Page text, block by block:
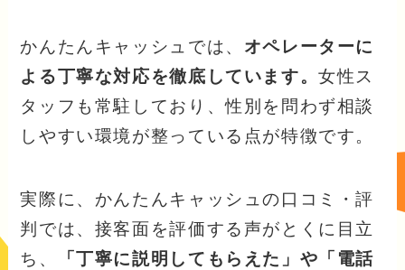
かんたんキャッシュでは、 オペレーターに
よる丁寧な対応を徹底しています。女性ス
タッフも常駐しており、性別を問わず相談
しやすい環境が整っている点が特徴です。
実際に、かんたんキャッシュの口コミ・評
判では、接客面を評価する声がとくに目立
ち、
「丁寧に説明してもらえた」や「電話